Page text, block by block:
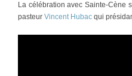
La célébration avec Sainte-Cène
pasteur Vincent Hubac qui